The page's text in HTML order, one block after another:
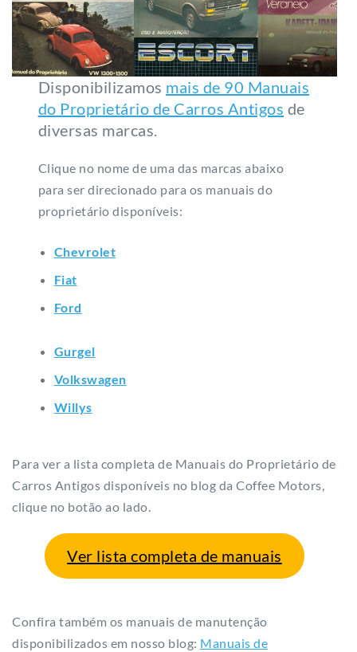
Disponibilizamos mais de 90 Manuais
do Proprietário de Carros Antigos de
diversas marcas.
Clique no nome de uma das marcas abaixo
para ser direcionado para os manuais do
proprietário disponíveis:
Chevrolet
Fiat
Ford
Gurgel
Volkswagen
Willys
Para ver a lista completa de Manuais do Proprietário de
Carros Antigos disponíveis no blog da Coffee Motors,
clique no botão ao lado.
Ver lista completa de manuais
Confira também os manuais de manutenção
disponibilizados em nosso blog: Manuais de